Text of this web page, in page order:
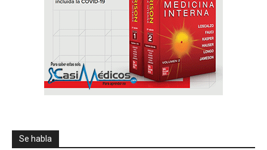
Se habla